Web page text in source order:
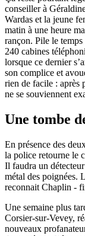
conseiller à
Wardas et la jeune
matin à une heure
rançon. Pile le
240 cabines
lorsque ce dernier
son complice et
rien de facile : après
ne se souviennent
Une tombe
En présence des
la police retourne le
Il faudra un
métal des poignées.
reconnait Chaplin -
Une semaine plus
Corsier-sur-Vevey,
nouveaux